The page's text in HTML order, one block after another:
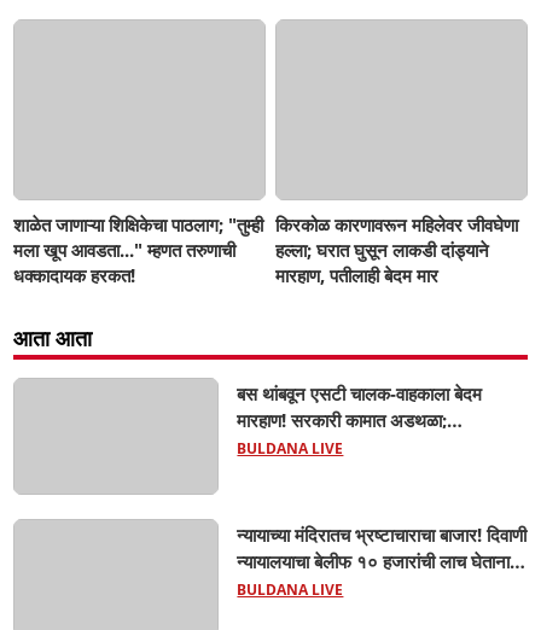
शाळेत जाणाऱ्या शिक्षिकेचा पाठलाग; "तुम्ही
मला खूप आवडता..." म्हणत तरुणाची
धक्कादायक हरकत!
किरकोळ कारणावरून महिलेवर जीवघेणा
हल्ला; घरात घुसून लाकडी दांड्याने
मारहाण, पतीलाही बेदम मार
आता आता
बस थांबवून एसटी चालक-वाहकाला बेदम
मारहाण! सरकारी कामात अडथळा;
प्रवाशांसमोर धिंगाणा घालणाऱ्या तिघांविरुद्ध
BULDANA LIVE
न्यायाच्या मंदिरातच भ्रष्टाचाराचा बाजार! दिवाणी
न्यायालयाचा बेलीफ १० हजारांची लाच घेताना
एसीबीच्या जाळ्यात; मेहकरात खळबळ!
BULDANA LIVE